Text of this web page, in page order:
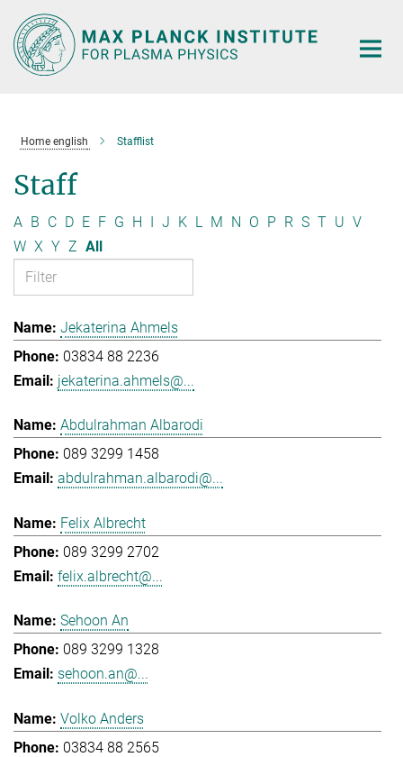
Main-
Content
Home english Stafflist
Staff
A B C D E F G H I J K L M N O P R S T U V
W X Y Z All
Jekaterina Ahmels
03834 88 2236
jekaterina.ahmels@...
Abdulrahman Albarodi
089 3299 1458
abdulrahman.albarodi@...
Felix Albrecht
089 3299 2702
felix.albrecht@...
Sehoon An
089 3299 1328
sehoon.an@...
Volko Anders
03834 88 2565